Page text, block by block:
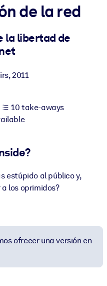
into your LMS/LXP for
de la red
la libertad de
,2011
10 take-aways
estúpido al público y,
los oprimidos?
ofrecer una versión en